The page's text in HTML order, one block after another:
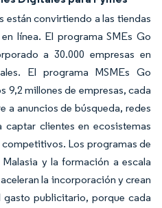
están convirtiendo a las tiendas
línea. El programa SMEs Go
a 30.000 empresas en
El programa MSMEs Go
9,2 millones de empresas, cada
a anuncios de búsqueda, redes
captar clientes en ecosistemas
Los programas de
y la formación a escala
la incorporación y crean
publicitario, porque cada